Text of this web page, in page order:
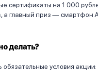
сертификаты на 1 000
а главный приз — смартфон
делать?
обязательные условия акции: